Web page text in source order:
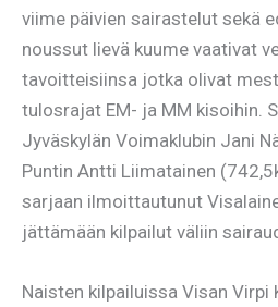
viime päivien sairastelut sekä
noussut lievä kuume vaativat
tavoitteisiinsa jotka olivat
tulosrajat EM- ja MM kisoihin.
Jyväskylän Voimaklubin Jani
Puntin Antti Liimatainen
sarjaan ilmoittautunut
jättämään kilpailut väliin
Naisten kilpailuissa Visan Virpi